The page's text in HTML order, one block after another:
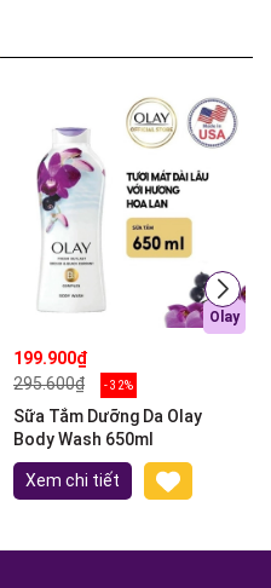
Olay
199.900₫
295.600₫
- 32%
Sữa Tắm Dưỡng Da Olay
Body Wash 650ml
Xem chi tiết